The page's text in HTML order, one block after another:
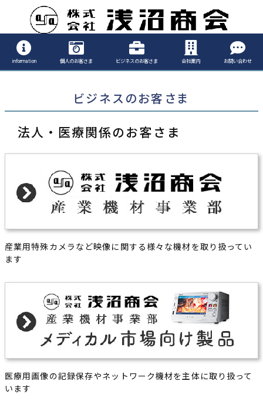
information 個人のお客さま ビジネスのお客さま 会社案内 お問い合わせ
ビジネスのお客さま
法人・医療関係のお客さま
産業用特殊カメラなど映像に関する様々な機材を取り扱ってい
ます
医療用画像の記録保存やネットワーク機材を主体に取り扱って
います